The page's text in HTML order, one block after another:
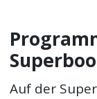
Auf der